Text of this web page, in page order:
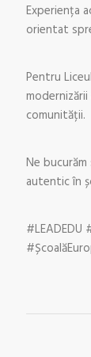
Experiența
orientat
Pentru
comunității.
Ne
autentic în